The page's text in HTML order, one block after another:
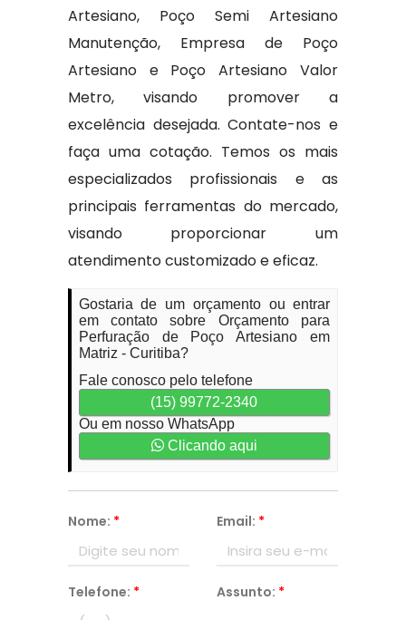
Artesiano, Poço Semi Artesiano
Manutenção, Empresa de Poço
Artesiano e Poço Artesiano Valor
Metro, visando promover a
excelência desejada. Contate-nos e
faça uma cotação. Temos os mais
especializados profissionais e as
principais ferramentas do mercado,
visando proporcionar um
atendimento customizado e eficaz.
Gostaria de um orçamento ou entrar
em contato sobre Orçamento para
Perfuração de Poço Artesiano em
Matriz - Curitiba?
Fale conosco pelo telefone
(15) 99772-2340
Ou em nosso WhatsApp
Clicando aqui
Nome: * Email: *
Telefone: * Assunto: *